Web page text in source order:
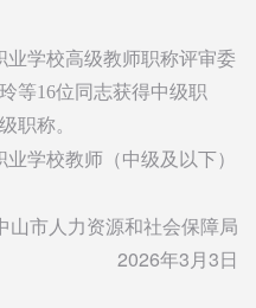
学校高级教师职称评审委
等16位同志获得中级职
职称。
学校教师（中级及以下）
山市人力资源和社会保障局
2026年3月3日